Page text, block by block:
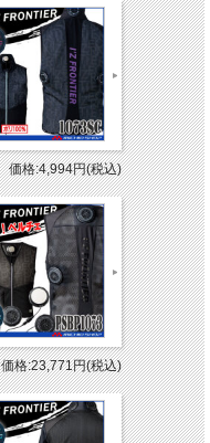
価格:4,994円(税込)
価格:23,771円(税込)